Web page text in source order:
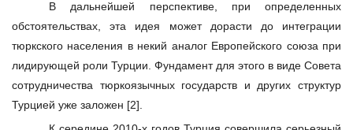
В дальнейшей перспективе, при определенных
обстоятельствах, эта идея может дорасти до интеграции
тюркского населения в некий аналог Европейского союза при
лидирующей роли Турции. Фундамент для этого в виде Совета
сотрудничества тюркоязычных государств и других структур
Турцией уже заложен [2].